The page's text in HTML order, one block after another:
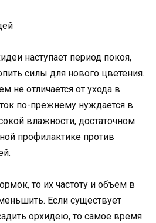
наступает период покоя,
силы для нового цветения.
не отличается от ухода в
по-прежнему нуждается в
влажности, достаточном
профилактике против
то их частоту и объем в
Если существует
орхидею, то самое время